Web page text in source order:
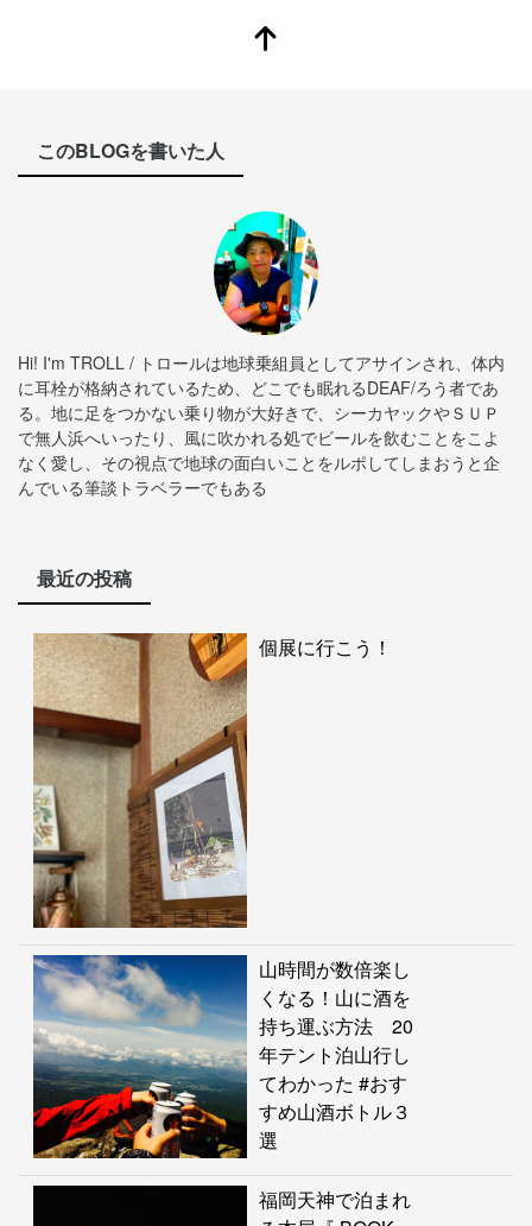
このBLOGを書いた人
Hi! I'm TROLL / トロールは地球乗組員としてアサインされ、体内
に耳栓が格納されているため、どこでも眠れるDEAF/ろう者であ
る。地に足をつかない乗り物が大好きで、シーカヤックやＳＵＰ
で無人浜へいったり、風に吹かれる処でビールを飲むことをこよ
なく愛し、その視点で地球の面白いことをルポしてしまおうと企
んでいる筆談トラベラーでもある
最近の投稿
個展に行こう！
山時間が数倍楽し
くなる！山に酒を
持ち運ぶ方法 20
年テント泊山行し
てわかった #おす
すめ山酒ボトル３
選
福岡天神で泊まれ